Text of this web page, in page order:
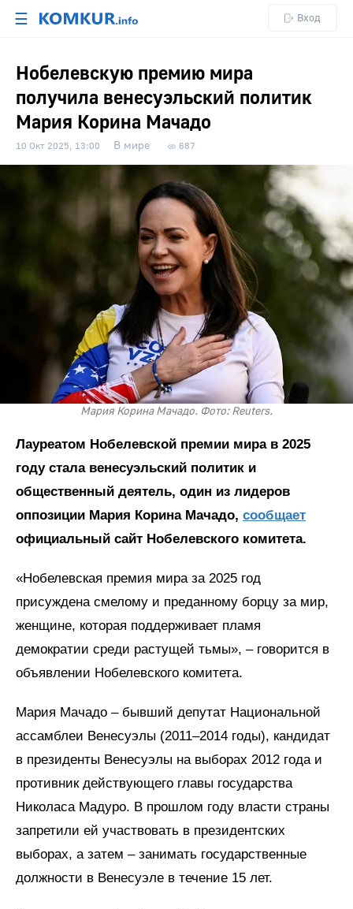
☰ Вход
Нобелевскую премию мира
получила венесуэльский политик
Мария Корина Мачадо
10 Окт 2025, 13:00 В мире 687
Мария Корина Мачадо. Фото: Reuters.
Лауреатом Нобелевской премии мира в 2025
году стала венесуэльский политик и
общественный деятель, один из лидеров
оппозиции Мария Корина Мачадо, сообщает
официальный сайт Нобелевского комитета.
«Нобелевская премия мира за 2025 год
присуждена смелому и преданному борцу за мир,
женщине, которая поддерживает пламя
демократии среди растущей тьмы», – говорится в
объявлении Нобелевского комитета.
Мария Мачадо – бывший депутат Национальной
ассамблеи Венесуэлы (2011–2014 годы), кандидат
в президенты Венесуэлы на выборах 2012 года и
противник действующего главы государства
Николаса Мадуро. В прошлом году власти страны
запретили ей участвовать в президентских
выборах, а затем – занимать государственные
должности в Венесуэле в течение 15 лет.